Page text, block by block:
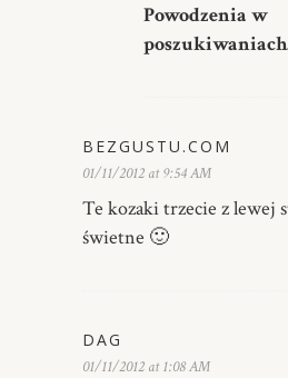
Powodzenia w
BEZGUSTU.COM
01/11/2012 at 9:54 AM
Te kozaki trzecie z lewej
świetne 🙂
DAG
01/11/2012 at 1:08 AM